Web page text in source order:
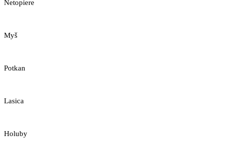
Netopiere
Myš
Potkan
Lasica
Holuby